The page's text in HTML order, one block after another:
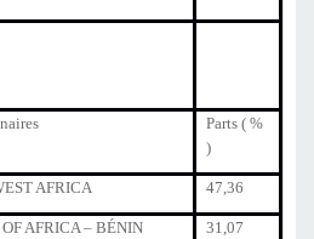
Parts ( %
)
AFRICA 47,36
AFRICA – BÉNIN 31,07